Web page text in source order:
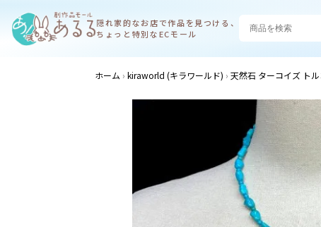
隠れ家的なお店で作品を見つける、
ちょっと特別なECモール
ホーム kiraworld (キラワールド) 天然石 ターコイズ ト